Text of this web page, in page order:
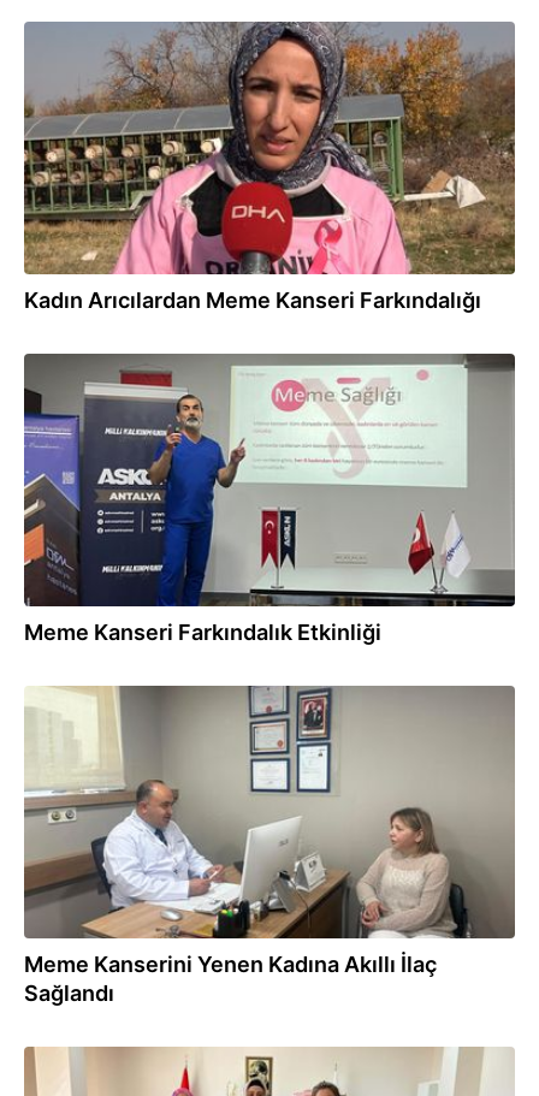
11.11.2025
Kadın Arıcılardan Meme Kanseri Farkındalığı
07.11.2025
Meme Kanseri Farkındalık Etkinliği
Meme Kanserini Yenen Kadına Akıllı İlaç
Sağlandı